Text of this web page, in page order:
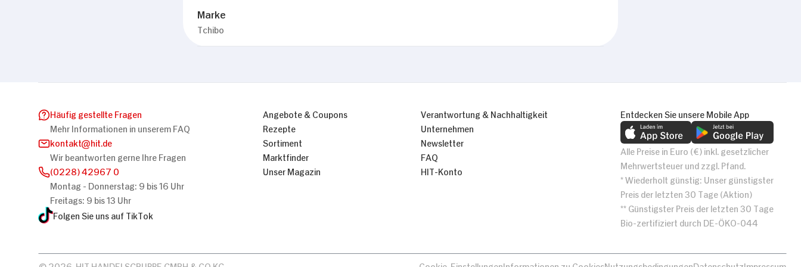
Marke
Tchibo
Häufig gestellte Fragen
Mehr Informationen in unserem FAQ
kontakt
hit.de
Wir beantworten gerne Ihre Fragen
(0228) 42967 0
Montag - Donnerstag: 9 bis 16 Uhr
Freitags: 9 bis 13 Uhr
Folgen Sie uns auf TikTok
Angebote & Coupons
Rezepte
Sortiment
Marktfinder
Unser Magazin
Verantwortung & Nachhaltigkeit
Unternehmen
Newsletter
FAQ
HIT-Konto
Entdecken Sie unsere Mobile App
Alle Preise in Euro (€) inkl. gesetzlicher
Mehrwertsteuer und zzgl. Pfand.
* Wiederholt günstig: Unser günstigster
Preis der letzten 30 Tage (Aktion)
** Günstigster Preis der letzten 30 Tage
Bio-zertifiziert durch DE-ÖKO-044